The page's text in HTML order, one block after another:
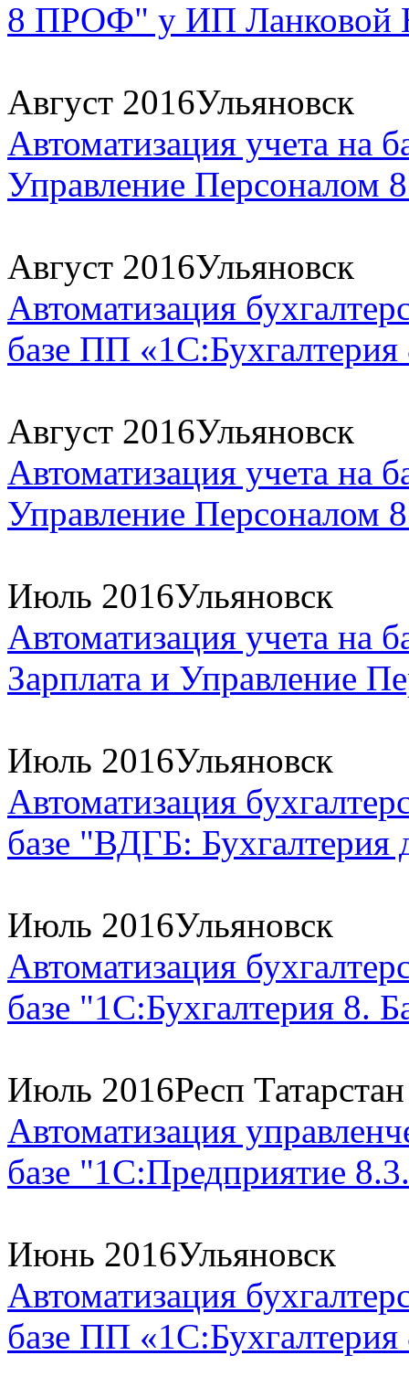
8 ПРОФ" у ИП Ланковой
Август 2016Ульяновск
Автоматизация учета на
Управление Персоналом
Август 2016Ульяновск
Автоматизация
базе ПП
Август 2016Ульяновск
Автоматизация учета на
Управление
Июль 2016Ульяновск
Автоматизация учета на
Зарплата и Управление
Июль 2016Ульяновск
Автоматизация
базе "ВДГБ: Бухгалтерия
Июль 2016Ульяновск
Автоматизация
базе "1С:Бухгалтерия 8.
Июль 2016Респ Татарстан
Автоматизация
базе "1С:Предприятие
Июнь 2016Ульяновск
Автоматизация
базе ПП